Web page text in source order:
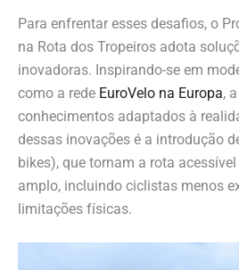
Para enfrentar esses desafios, o
na Rota dos Tropeiros adota
inovadoras. Inspirando-se em
como a rede EuroVelo na Europa,
conhecimentos adaptados à
dessas inovações é a introdução
bikes), que tornam a rota
amplo, incluindo ciclistas menos
limitações físicas.